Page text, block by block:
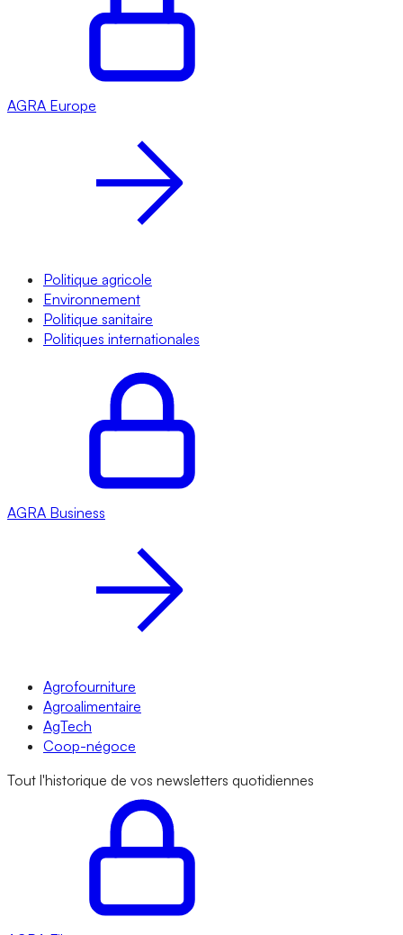
AGRA Europe
Politique agricole
Environnement
Politique sanitaire
Politiques internationales
AGRA Business
Agrofourniture
Agroalimentaire
AgTech
Coop-négoce
Tout l'historique de vos newsletters quotidiennes